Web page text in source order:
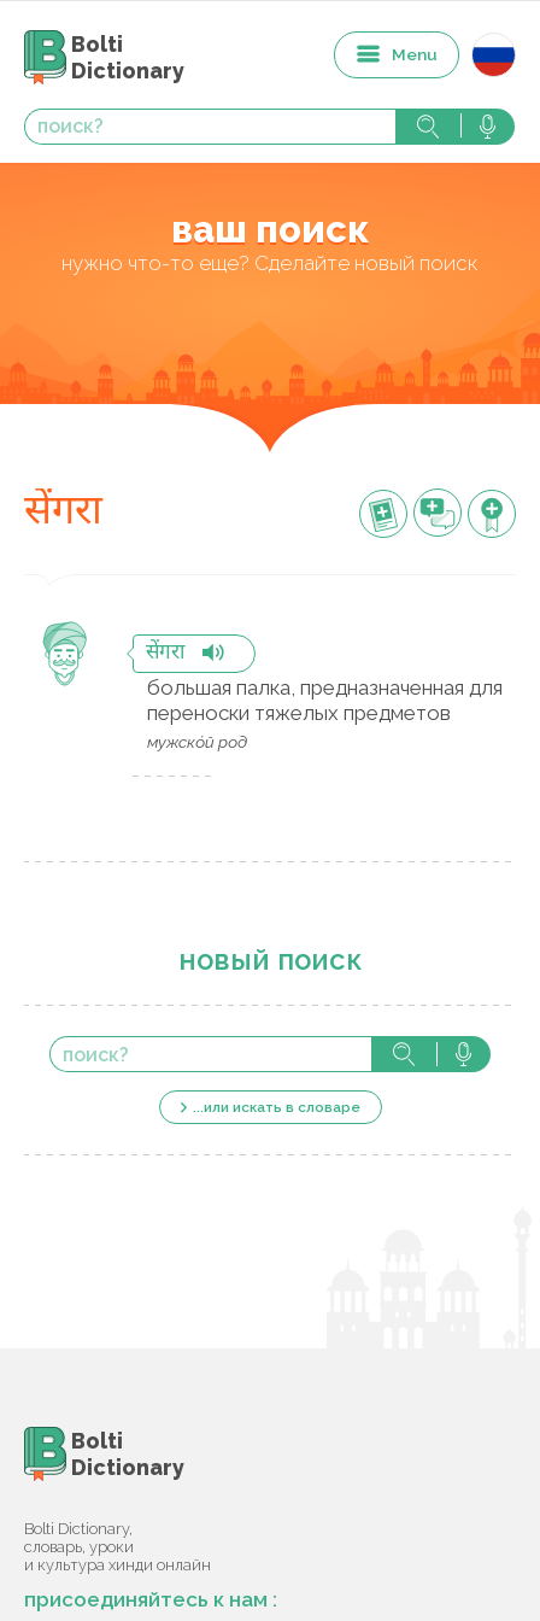
Bolti
Dictionary
Menu
ваш поиск
нужно что-то еще? Сделайте новый поиск
सेंगरा
सेंगरा
большая палка, предназначенная для
переноски тяжелых предметов
мужско́й род
новый поиск
...или искать в словаре
Bolti
Dictionary
Bolti Dictionary,
словарь, уроки
и культура хинди онлайн
присоединяйтесь к нам :